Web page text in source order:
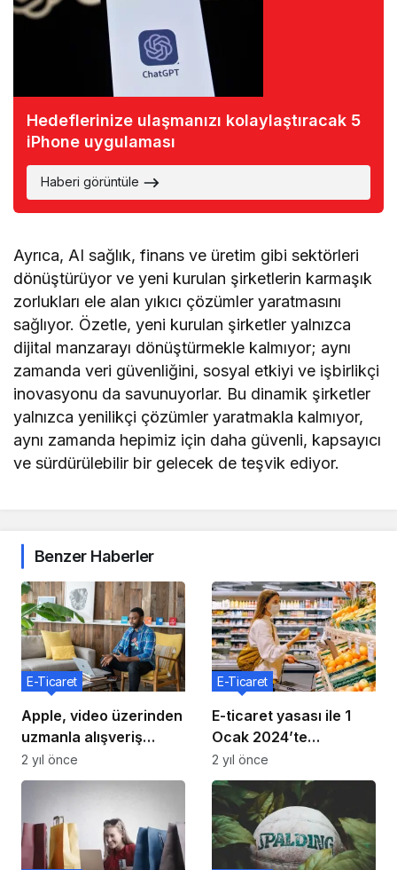
Hedeflerinize ulaşmanızı kolaylaştıracak 5
iPhone uygulaması
Haberi görüntüle
Ayrıca, AI sağlık, finans ve üretim gibi sektörleri
dönüştürüyor ve yeni kurulan şirketlerin karmaşık
zorlukları ele alan yıkıcı çözümler yaratmasını
sağlıyor. Özetle, yeni kurulan şirketler yalnızca
dijital manzarayı dönüştürmekle kalmıyor; aynı
zamanda veri güvenliğini, sosyal etkiyi ve işbirlikçi
inovasyonu da savunuyorlar. Bu dinamik şirketler
yalnızca yenilikçi çözümler yaratmakla kalmıyor,
aynı zamanda hepimiz için daha güvenli, kapsayıcı
ve sürdürülebilir bir gelecek de teşvik ediyor.
Benzer Haberler
Apple, video üzerinden
uzmanla alışveriş
özelliğini başlattı
E-Ticaret
2 yıl önce
E-ticaret yasası ile 1
Ocak 2024’te
Trendyol’da neler
değişiyor?
E-Ticaret
2 yıl önce